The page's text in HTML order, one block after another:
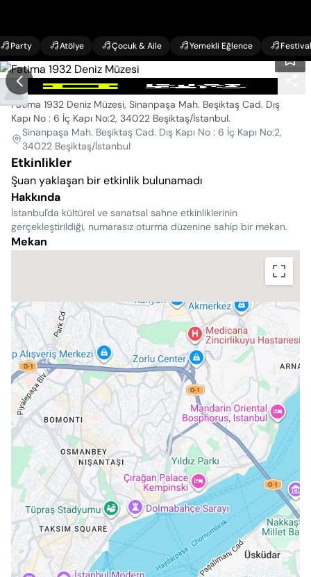
Party Atölye Çocuk & Aile Yemekli Eğlence Festival
Fatima 1932 Deniz Müzesi
Fatima 1932 Deniz Müzesi, Sinanpaşa Mah. Beşiktaş Cad. Dış
Kapı No : 6 İç Kapı No:2, 34022 Beşiktaş/İstanbul.
Sinanpaşa Mah. Beşiktaş Cad. Dış Kapı No : 6 İç Kapı No:2,
34022 Beşiktaş/İstanbul
Etkinlikler
Şuan yaklaşan bir etkinlik bulunamadı
Hakkında
İstanbul'da kültürel ve sanatsal sahne etkinliklerinin
gerçekleştirildiği, numarasız oturma düzenine sahip bir mekan.
Mekan